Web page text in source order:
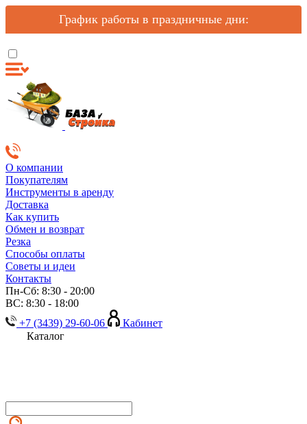
График работы в праздничные дни:
О компании
Покупателям
Инструменты в аренду
Доставка
Как купить
Обмен и возврат
Резка
Способы оплаты
Советы и идеи
Контакты
Пн-Сб: 8:30 - 20:00
ВС: 8:30 - 18:00
+7 (3439) 29-60-06
Кабинет
Каталог